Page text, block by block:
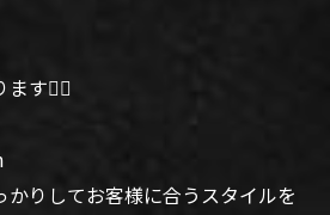
す🙆‍♂️
かりしてお客様に合うスタイルを